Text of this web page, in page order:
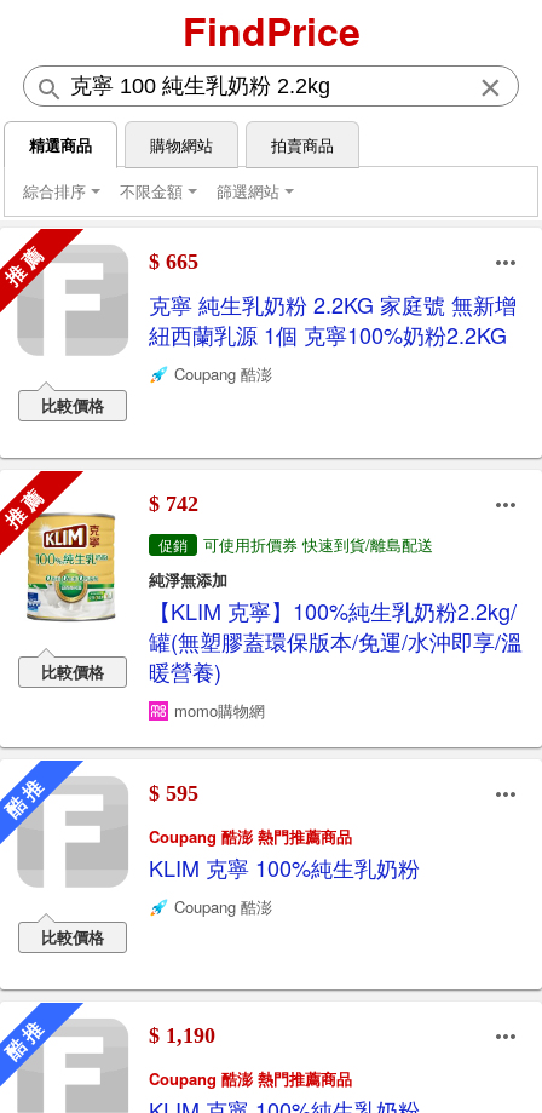
FindPrice
×
精選商品 購物網站
拍賣商品
綜合排序
不限金額 篩選網站
薦
比較價格
$ 665
克寧 純生乳奶粉 2.2KG 家庭號 無新增
紐西蘭乳源 1個 克寧100%奶粉2.2KG
Coupang 酷澎
薦
比較價格
$ 742
促銷
可使用折價券 快速到貨/離島配送
純淨無添加
【KLIM 克寧】100%純生乳奶粉2.2kg/
罐(無塑膠蓋環保版本/免運/水沖即享/溫
暖營養)
momo購物網
推
比較價格
$ 595
Coupang 酷澎 熱門推薦商品
KLIM 克寧 100%純生乳奶粉
Coupang 酷澎
推 $ 1,190
Coupang 酷澎 熱門推薦商品